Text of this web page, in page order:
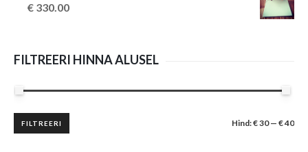
€ 330.00
FILTREERI HINNA ALUSEL
Minimaalne
hind
Maksimaalne
hind
FILTREERI Hind:€ 30— € 40